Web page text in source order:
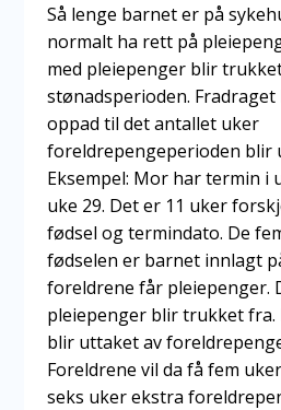
Så lenge barnet er på
normalt ha rett på
med pleiepenger blir
stønadsperioden.
oppad til det antallet uker
foreldrepengeperioden blir
Eksempel: Mor har termin i
uke 29. Det er 11 uker
fødsel og termindato. De
fødselen er barnet innlagt
foreldrene får pleiepenger.
pleiepenger blir trukket fra.
blir uttaket av
Foreldrene vil da få fem
seks uker ekstra